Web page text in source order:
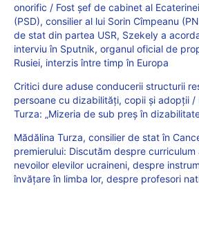
onorific / Fost șef de cabinet al
(PSD), consilier al lui Sorin Cîmpeanu
de stat din partea USR, Szekely a
interviu în Sputnik, organul oficial de
Rusiei, interzis între timp în Europa
Critici dure aduse conducerii structurii
persoane cu dizabilități, copii și adopții /
Turza: „Mizeria de sub preș în
Mădălina Turza, consilier de stat în
premierului: Discutăm despre
nevoilor elevilor ucraineni, despre
învățare în limba lor, despre profesori